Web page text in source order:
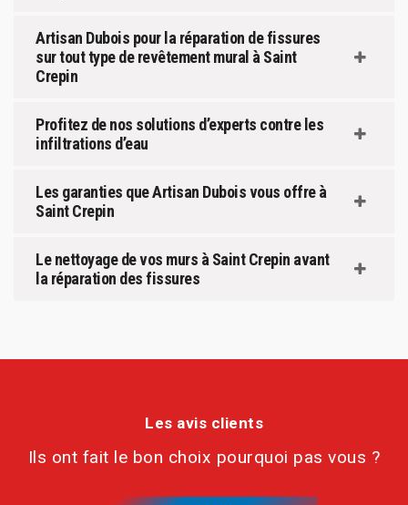
Artisan Dubois pour la réparation de fissures
sur tout type de revêtement mural à Saint
Crepin
Profitez de nos solutions d’experts contre les
infiltrations d’eau
Les garanties que Artisan Dubois vous offre à
Saint Crepin
Le nettoyage de vos murs à Saint Crepin avant
la réparation des fissures
Les avis clients
Ils ont fait le bon choix pourquoi pas vous ?